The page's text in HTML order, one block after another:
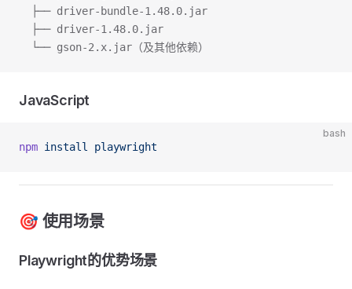
  ├── driver-bundle-1.48.0.jar
  ├── driver-1.48.0.jar
  └── gson-2.x.jar（及其他依赖）
JavaScript
bash
npm install playwright
🎯 使用场景
Playwright的优势场景